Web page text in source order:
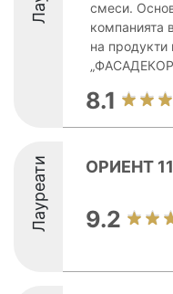
смеси.
компанията
на продукти
8.1
Лауреати ОРИЕНТ
9.2